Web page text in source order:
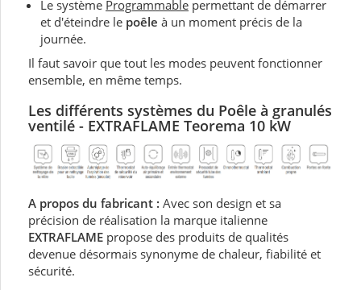
Le système Programmable permettant de démarrer
et d'éteindre le poêle à un moment précis de la
journée.
Il faut savoir que tout les modes peuvent fonctionner
ensemble, en même temps.
Les différents systèmes du Poêle à granulés
ventilé - EXTRAFLAME Teorema 10 kW
A propos du fabricant : Avec son design et sa
précision de réalisation la marque italienne
EXTRAFLAME propose des produits de qualités
devenue désormais synonyme de chaleur, fiabilité et
sécurité.